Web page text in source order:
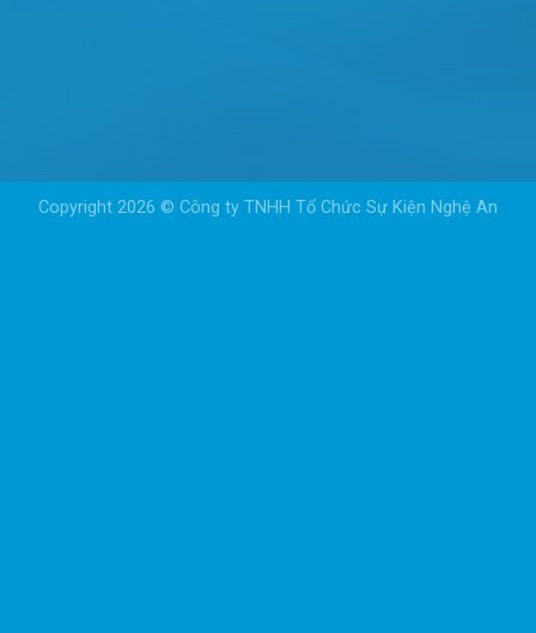
Copyright 2026 © Công ty TNHH Tổ Chức Sự Kiện Nghệ An